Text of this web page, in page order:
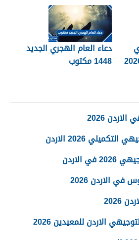
دعاء العام الهجري الجديد
1448 مكتوب
2026
2026 الاردن
الاردن
الاردن 2026